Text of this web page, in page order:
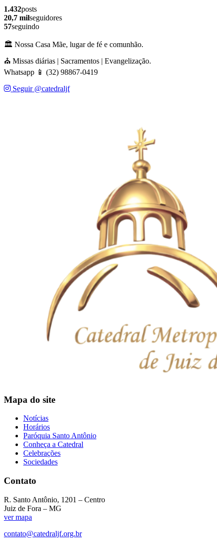
1.432posts
20,7 milseguidores
57seguindo
🏛️ Nossa Casa Mãe, lugar de fé e comunhão.
⛪ Missas diárias | Sacramentos | Evangelização.
Whatsapp 📱 (32) 98867-0419
Seguir @catedraljf
Mapa do site
Notícias
Horários
Paróquia Santo Antônio
Conheça a Catedral
Celebrações
Sociedades
Contato
R. Santo Antônio, 1201 – Centro
Juiz de Fora – MG
ver mapa
contato@catedraljf.org.br